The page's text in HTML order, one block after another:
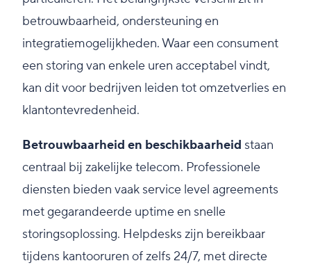
betrouwbaarheid, ondersteuning en
integratiemogelijkheden. Waar een consument
een storing van enkele uren acceptabel vindt,
kan dit voor bedrijven leiden tot omzetverlies en
klantontevredenheid.
Betrouwbaarheid en beschikbaarheid staan
centraal bij zakelijke telecom. Professionele
diensten bieden vaak service level agreements
met gegarandeerde uptime en snelle
storingsoplossing. Helpdesks zijn bereikbaar
tijdens kantooruren of zelfs 24/7, met directe